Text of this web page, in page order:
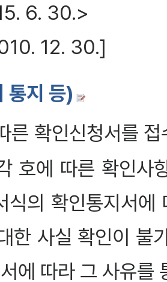
6. 30.>
12. 30.]
통지 등)
른 확인신청서를
호에 따른 확인사
식의 확인통지서
한 사실 확인이 불
에 따라 그 사유